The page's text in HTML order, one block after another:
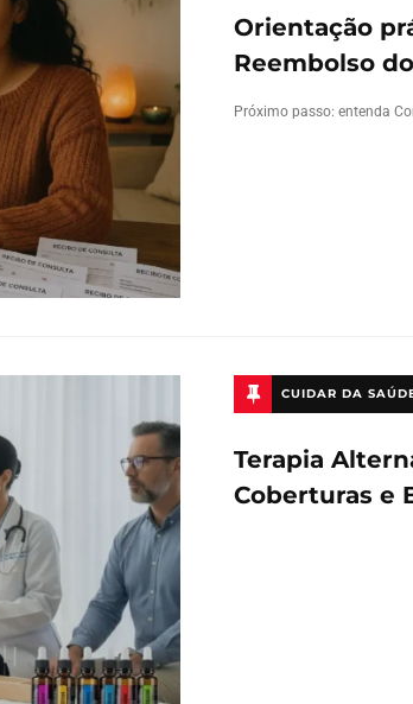
Orientação
Reembolso
Próximo passo: entenda
CUIDAR DA
Terapia
Coberturas e